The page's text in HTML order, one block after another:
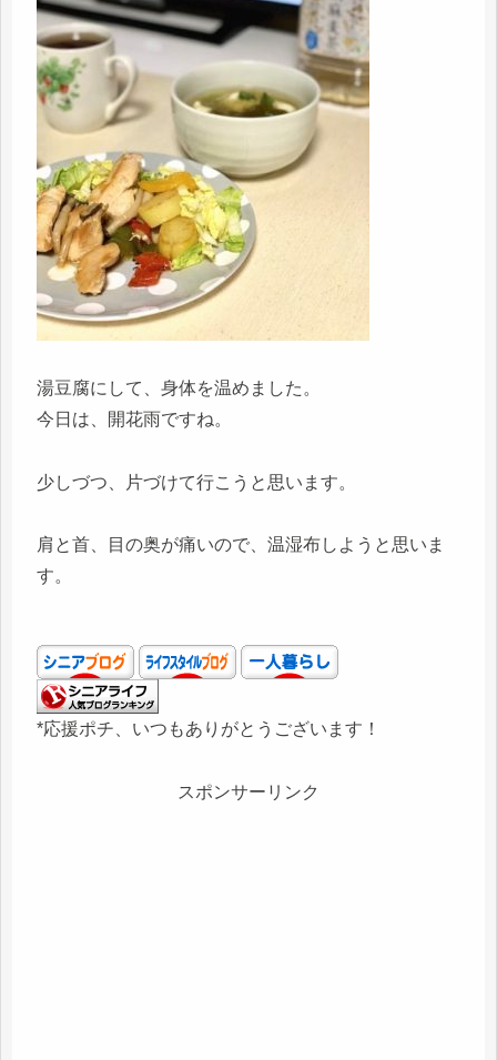
湯豆腐にして、身体を温めました。
今日は、開花雨ですね。
少しづつ、片づけて行こうと思います。
肩と首、目の奥が痛いので、温湿布しようと思いま
す。
*応援ポチ、いつもありがとうございます！
スポンサーリンク